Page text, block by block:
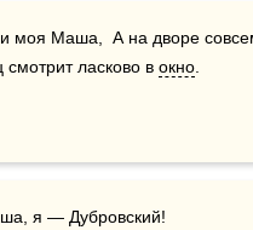
моя Маша,  А на дворе
ласково в окно
я — Дубровский!